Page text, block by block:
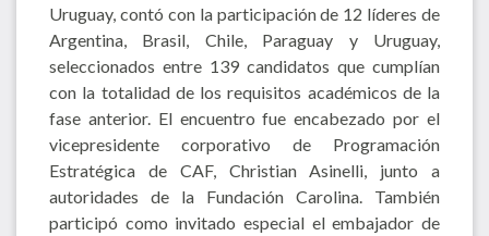
Uruguay, contó con la participación de 12 líderes de
Argentina, Brasil, Chile, Paraguay y Uruguay,
seleccionados entre 139 candidatos que cumplían
con la totalidad de los requisitos académicos de la
fase anterior. El encuentro fue encabezado por el
vicepresidente corporativo de Programación
Estratégica de CAF, Christian Asinelli, junto a
autoridades de la Fundación Carolina. También
participó como invitado especial el embajador de